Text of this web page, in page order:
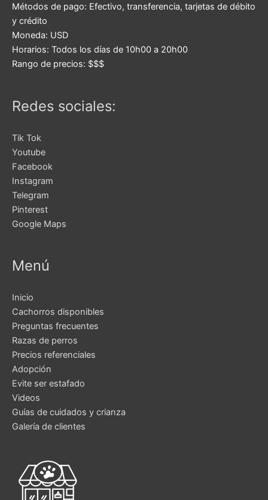
Métodos de pago: Efectivo, transferencia, tarjetas de débito
y crédito
Moneda: USD
Horarios: Todos los días de 10h00 a 20h00
Rango de precios: $$$
Redes sociales:
Tik Tok
Youtube
Facebook
Instagram
Telegram
Pinterest
Google Maps
Menú
Inicio
Cachorros disponibles
Preguntas frecuentes
Razas de perros
Precios referenciales
Adopción
Evite ser estafado
Videos
Guías de cuidados y crianza
Galería de clientes